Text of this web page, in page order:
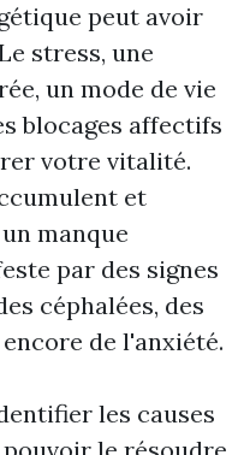
peut avoir
stress, une
un mode de vie
blocages affectifs
votre vitalité.
et
manque
par des signes
céphalées, des
de l'anxiété.
les causes